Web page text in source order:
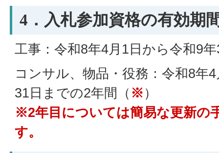
4．入札参加資格の有効期
工事：令和8年4月1日から令和9
コンサル、物品・役務：令和8年
31日までの2年間（ ※）
※2年目については簡易な更新の
す。